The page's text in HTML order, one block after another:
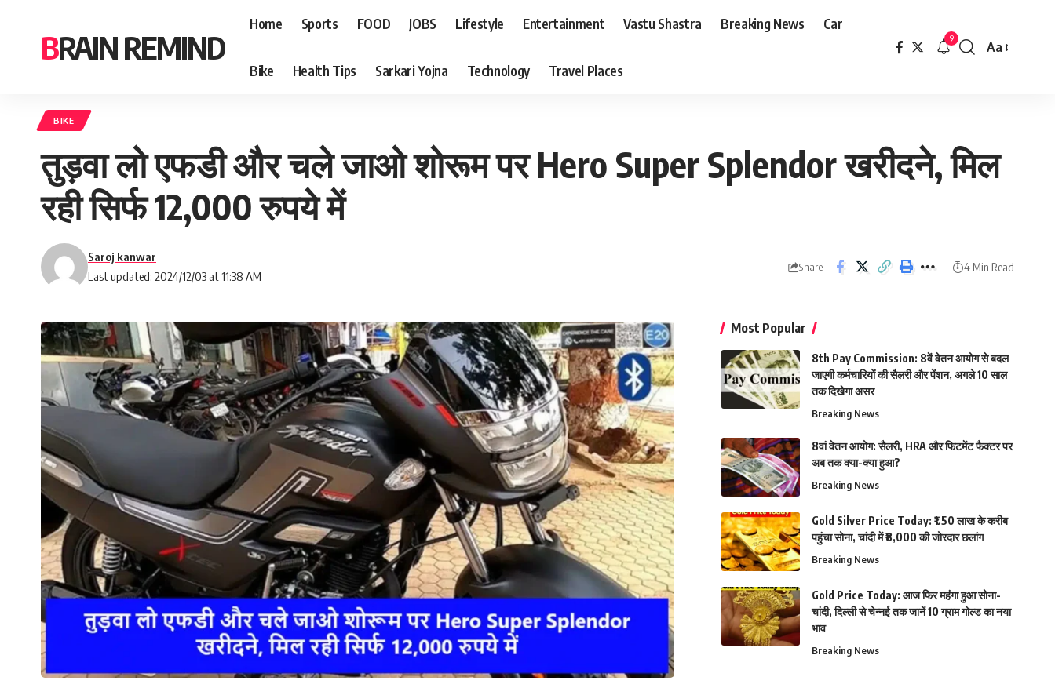
BRAIN REMIND
Home Sports FOOD JOBS Lifestyle Entertainment Vastu Shastra Breaking News Car
Bike Health Tips Sarkari Yojna Technology Travel Places
9
Font
Aa
BIKE
तुड़वा लो एफडी और चले जाओ शोरूम पर Hero Super Splendor खरीदने, मिल
रही सिर्फ 12,000 रुपये में
Last updated: 2024/12/03 at 11:38 AM
Saroj kanwar
Share 4 Min Read
Most Popular
8th Pay Commission: 8वें वेतन आयोग से बदल
जाएगी कर्मचारियों की सैलरी और पेंशन, अगले 10 साल
तक दिखेगा असर
Breaking News
8वां वेतन आयोग: सैलरी, HRA और फिटमेंट फैक्टर पर
अब तक क्या-क्या हुआ?
Breaking News
Gold Silver Price Today: ₹1.50 लाख के करीब
पहुंचा सोना, चांदी में ₹8,000 की जोरदार छलांग
Breaking News
Gold Price Today: आज फिर महंगा हुआ सोना-
चांदी, दिल्ली से चेन्नई तक जानें 10 ग्राम गोल्ड का नया
भाव
Breaking News